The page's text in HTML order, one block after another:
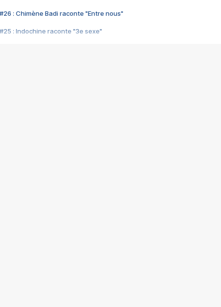
#26 : Chimène Badi raconte "Entre nous"
#25 : Indochine raconte "3e sexe"